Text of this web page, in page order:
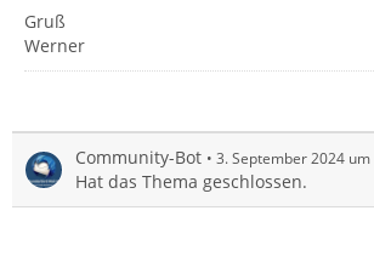
Gruß
Werner
Community-Bot 3. September 2024 um
Hat das Thema geschlossen.